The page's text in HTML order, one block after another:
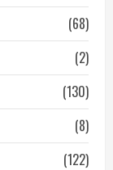
(68)
(2)
(130)
(8)
(122)